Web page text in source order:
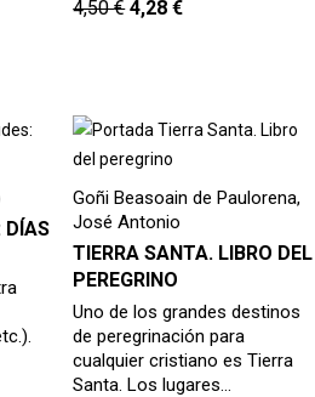
4,50€ 4,28€
DÍAS
Goñi Beasoain de Paulorena,
José Antonio
TIERRA SANTA. LIBRO DEL
PEREGRINO
Uno de los grandes destinos
de peregrinación para
cualquier cristiano es Tierra
Santa. Los lugares…